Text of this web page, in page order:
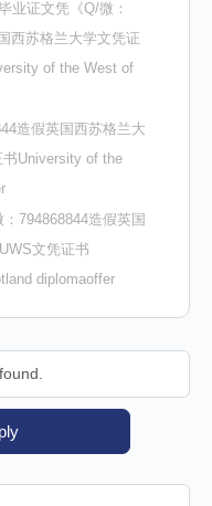
业证文凭《Q/微：
西苏格兰大学文凭证
of the West of
造假英国西苏格兰大
University of the
794868844造假英国
文凭证书
diplomaoffer